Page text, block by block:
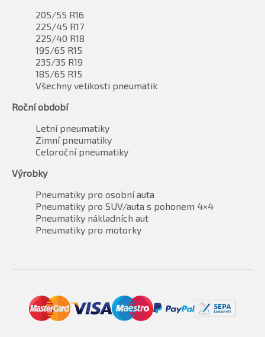
205/55 R16
225/45 R17
225/40 R18
195/65 R15
235/35 R19
185/65 R15
Všechny velikosti pneumatik
Roční období
Letní pneumatiky
Zimní pneumatiky
Celoroční pneumatiky
Výrobky
Pneumatiky pro osobní auta
Pneumatiky pro SUV/auta s pohonem 4×4
Pneumatiky nákladních aut
Pneumatiky pro motorky